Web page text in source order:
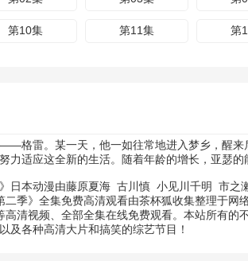
第10集 第11集 第
格雷。某一天，他一如往常地进入梦乡，醒
力适应这全新的生活。随着年龄的增长，亚瑟
日本动漫由藤原夏海 古川慎 小见川千明 市之
季》全集免费高清观看由茶杯狐收集整理于
清视频、全部全集在线免费观看。本站所有
及各种高清大片和搞笑的综艺节目！